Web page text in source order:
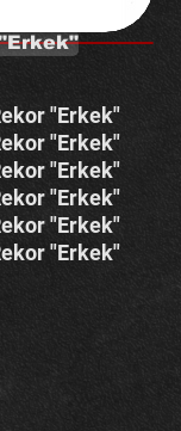
"Erkek"
"Erkek"
"Erkek"
"Erkek"
"Erkek"
"Erkek"